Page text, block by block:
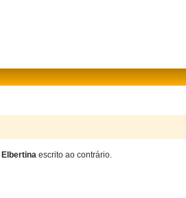
Elbertina escrito ao contrário.